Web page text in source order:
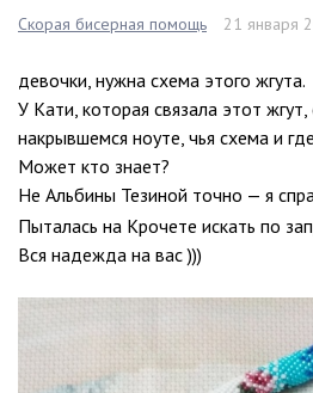
Скорая бисерная помощь 21 января
девочки, нужна схема этого жгута.
У Кати, которая связала этот
накрывшемся ноуте, чья схема и
Может кто знает?
Не Альбины Тезиной точно — я
Пыталась на Крочете искать по
Вся надежда на вас )))